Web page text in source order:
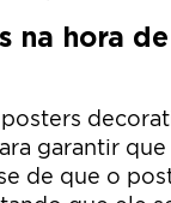
na hora
garantir
de que o